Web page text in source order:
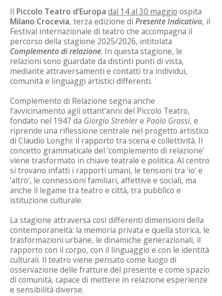
Il Piccolo Teatro d’Europa dal 14 al 30 maggio ospita
Milano Crocevia, terza edizione di Presente Indicativo, il
Festival internazionale di teatro che accompagna il
percorso della stagione 2025/2026, intitolata
Complemento di relazione. In questa stagione, le
relazioni sono guardate da distinti punti di vista,
mediante attraversamenti e contatti tra individui,
comunità e linguaggi artistici differenti.
Complemento di Relazione segna anche
l’avvicinamento agli ottant’anni del Piccolo Teatro,
fondato nel 1947 da Giorgio Strehlere Paolo Grassi, e
riprende una riflessione centrale nel progetto artistico
di Claudio Longhi: il rapporto tra scena e collettività. Il
concetto grammaticale del 'complemento di relazione'
viene trasformato in chiave teatrale e politica. Al centro
si trovano infatti i rapporti umani, le tensioni tra 'io' e
'altro', le connessioni familiari, affettive e sociali, ma
anche il legame tra teatro e città, tra pubblico e
istituzione culturale.
La stagione attraversa così differenti dimensioni della
contemporaneità: la memoria privata e quella storica, le
trasformazioni urbane, le dinamiche generazionali, il
rapporto con il corpo, con il linguaggio e con le identità
culturali. Il teatro viene pensato come luogo di
osservazione delle fratture del presente e come spazio
di comunità, capace di mettere in relazione esperienze
e sensibilità diverse.